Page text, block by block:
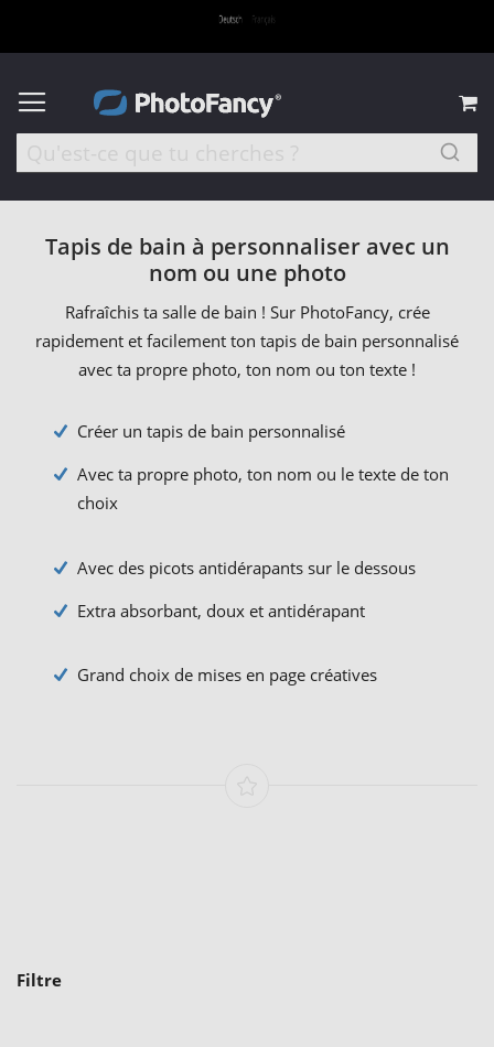
Tapis de bain à personnaliser avec un
nom ou une photo
Rafraîchis ta salle de bain ! Sur PhotoFancy, crée
rapidement et facilement ton tapis de bain personnalisé
avec ta propre photo, ton nom ou ton texte !
Créer un tapis de bain personnalisé
Avec ta propre photo, ton nom ou le texte de ton
choix
Avec des picots antidérapants sur le dessous
Extra absorbant, doux et antidérapant
Grand choix de mises en page créatives
Filtre